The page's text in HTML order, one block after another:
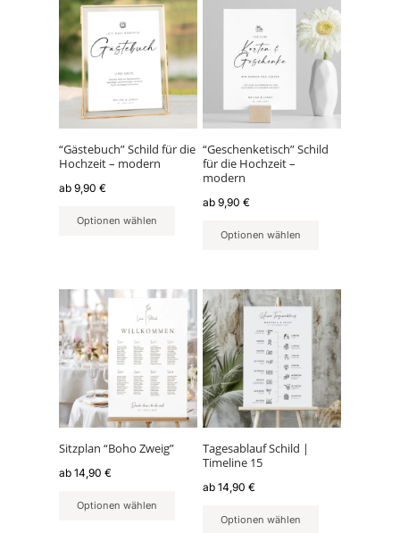
“Gästebuch” Schild für die
Hochzeit – modern
ab 9,90 €
Optionen wählen
Produkt
weist
mehrere
Varianten
auf.
Optionen
können
auf
der
gewählt
“Geschenketisch” Schild
für die Hochzeit –
modern
ab9,90€
Optionen wählen
mehrere
Varianten
Die
Optionen
können
auf
der
Produktseite
werden
Sitzplan “Boho Zweig”
ab 14,90 €
Optionen wählen
Dieses
Produkt
weist
mehrere
Varianten
auf.
Die
Optionen
können
auf
Produktseite
Tagesablauf Schild |
Timeline 15
ab14,90€
Optionen wählen
Dieses
Produkt
weist
mehrere
Varianten
auf.
Die
Optionen
können
auf
der
gewählt